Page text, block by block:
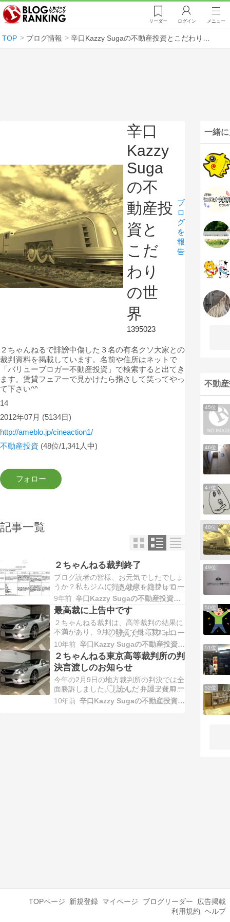
リーダー ログイン メニュー
TOP ブログ情報 辛口Kazzy Sugaの不動産投資とこだわりの世界
辛口
Kazzy
Suga
の不
動産投
資と
こだ
わり
の世
界
1395023
ブ
ロ
グ
を
報
告
２ちゃんねるで誹謗中傷した３名の有名クソ大家との
裁判資料を掲載しています。名前や住所はネットで
「バリューブロガー不動産投資」で検索すると出てき
ます。賃貸フェアーで見かけたら指さして笑ってやっ
て下さい^^
14
2012年07月 (5134日)
http://ameblo.jp/cineaction1/
不動産投資 (48位/1,341人中)
記事一覧
２ちゃんねる裁判終了
ブログ読者の皆様、お元気でしたでしょ
うか？私もジムに行き健康を維持して、
毎日美味しい料理にお酒を堪能しており
ます。ブログからFBに書込む様にな
り、ブログから離れてしまったので書込
みの仕方も忘れてしまいました^^:;:「2
チャンネル」に書き込まれた、私への誹
謗中傷で始まった裁判が…
9年前 辛口Kazzy Sugaの不動産投資とこだわりの世界
最高裁に上告中です
２ちゃんねる裁判は、高等裁判の結果に
不満があり、9月の時点で最高裁に上告
しました。 通常は最高裁で却下される
場合は、3か月程で返事が来て高裁の判
断が確定されるそうですが、時間も過ぎ
たので多分取上げられて審議に入るので
はないかと思います。 最高裁は、裁判
長が複数で審議される為に、…
10年前 辛口Kazzy Sugaの不動産投資とこだわりの世界
２ちゃんねる東京高等裁判所の判
決言渡しのお知らせ
今年の2月9日の地方裁判所の判決では全
面勝訴しました。しかし、弁護士費用の
経費は全額3名の被告負担で判決が言い
渡されましたが、慰謝料に関して納得が
10年前 辛口Kazzy Sugaの不動産投資とこだわりの世界
一緒
不動
45位
46位
47位
48位
49位
50位
51位
52位
TOPページ 新規登録 マイページ ブログリーダー
広告掲載
利用規約 ヘルプ